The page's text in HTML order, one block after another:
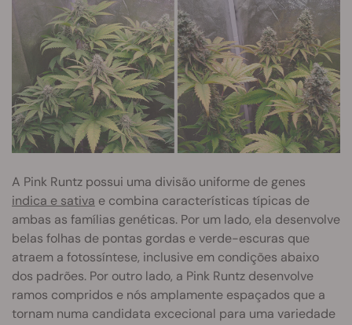
A Pink Runtz possui uma divisão uniforme de genes
indica e sativa e combina características típicas de
ambas as famílias genéticas. Por um lado, ela desenvolve
belas folhas de pontas gordas e verde-escuras que
atraem a fotossíntese, inclusive em condições abaixo
dos padrões. Por outro lado, a Pink Runtz desenvolve
ramos compridos e nós amplamente espaçados que a
tornam numa candidata excecional para uma variedade